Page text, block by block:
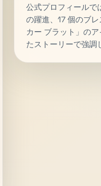
公式プロフィールで
の躍進、17 個のブ
カー ブラット」の
たストーリーで強調